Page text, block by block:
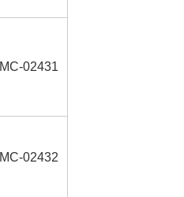
MC-02431
MC-02432